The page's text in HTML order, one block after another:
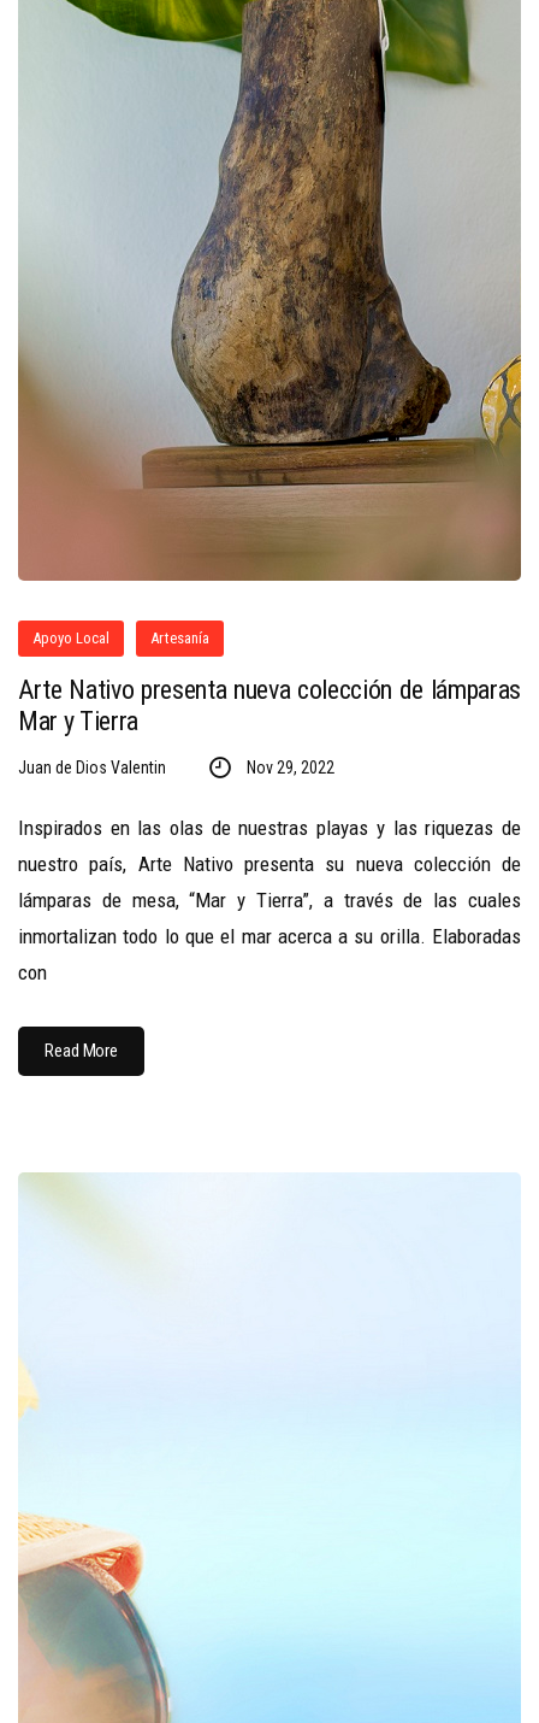
Apoyo Local Artesanía
Arte Nativo presenta nueva colección de lámparas
Mar y Tierra
Juan de Dios Valentin Nov 29, 2022
Inspirados en las olas de nuestras playas y las riquezas de
nuestro país, Arte Nativo presenta su nueva colección de
lámparas de mesa, “Mar y Tierra”, a través de las cuales
inmortalizan todo lo que el mar acerca a su orilla. Elaboradas
con
Read More